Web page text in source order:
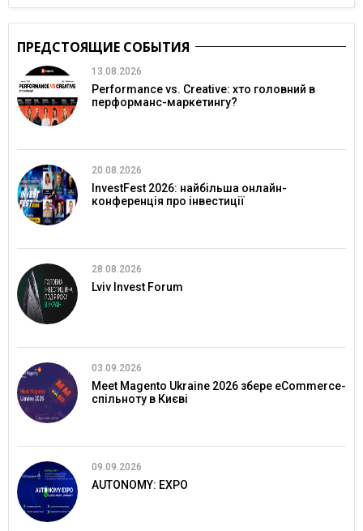
ПРЕДСТОЯЩИЕ СОБЫТИЯ
13.08.2026
Performance vs. Creative: хто головний в
перформанс-маркетингу?
20.08.2026
InvestFest 2026: найбільша онлайн-
конференція про інвестиції
28.08.2026
Lviv Invest Forum
03.09.2026
Meet Magento Ukraine 2026 збере eCommerce-
спільноту в Києві
09.09.2026
AUTONOMY: EXPO